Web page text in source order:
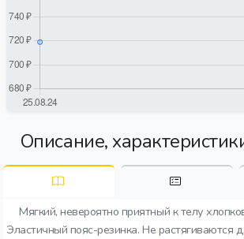
Описание,
Мягкий, невероятно приятный к телу
Эластичный пояс-резинка. Не растягиваются